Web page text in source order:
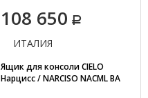
108 650
ИТАЛИЯ
Ящик для консоли CIELO
Нарцисс / NARCISO NACML BA